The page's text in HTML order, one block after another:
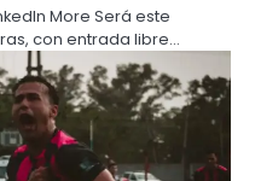
More Será este
con entrada libre…